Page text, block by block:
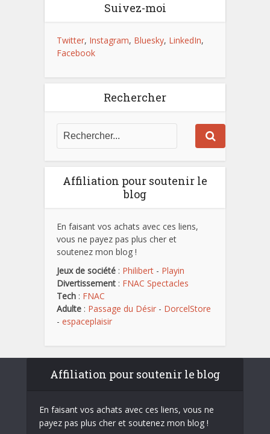
Suivez-moi
Twitter, Instagram, Bluesky, LinkedIn,
Facebook
Rechercher
Affiliation pour soutenir le
blog
En faisant vos achats avec ces liens,
vous ne payez pas plus cher et
soutenez mon blog !
Jeux de société : Philibert - Playin
Divertissement : FNAC Spectacles
Tech : FNAC
Adulte : Passage du Désir - DorcelStore
- espaceplaisir
Affiliation pour soutenir le blog
En faisant vos achats avec ces liens, vous ne
payez pas plus cher et soutenez mon blog !